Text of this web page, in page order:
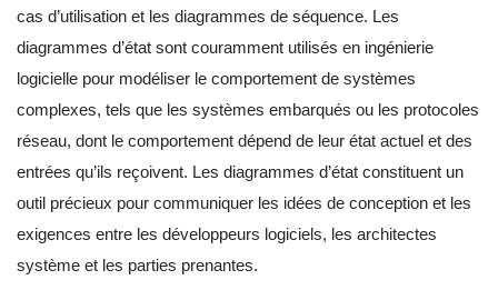
cas d’utilisation et les diagrammes de séquence. Les
diagrammes d’état sont couramment utilisés en ingénierie
logicielle pour modéliser le comportement de systèmes
complexes, tels que les systèmes embarqués ou les protocoles
réseau, dont le comportement dépend de leur état actuel et des
entrées qu’ils reçoivent. Les diagrammes d’état constituent un
outil précieux pour communiquer les idées de conception et les
exigences entre les développeurs logiciels, les architectes
système et les parties prenantes.